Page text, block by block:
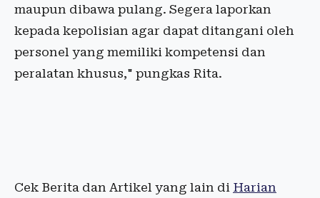
maupun dibawa pulang. Segera laporkan
kepada kepolisian agar dapat ditangani oleh
personel yang memiliki kompetensi dan
peralatan khusus," pungkas Rita.
Cek Berita dan Artikel yang lain di Harian